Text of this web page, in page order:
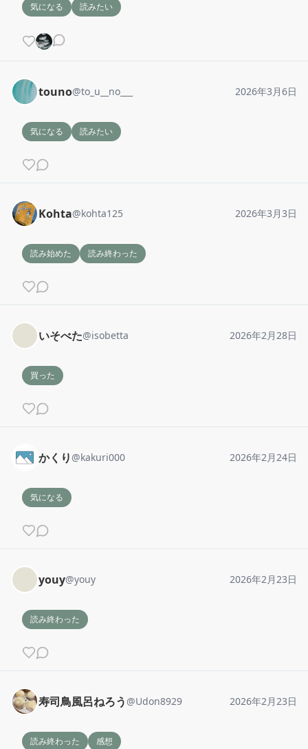
気になる 読みたい
touno@to_u__no___ 2026年3月6日
気になる 読みたい
Kohta@kohta125 2026年3月3日
読み始めた 読み終わった
いそべた@isobetta 2026年2月28日
買った
かくり @kakuri000 2026年2月24日
気になる
youy@youy 2026年2月23日
読み終わった
寿司鳥風呂ねろう @Udon8929 2026年2月23日
読み終わった 感想